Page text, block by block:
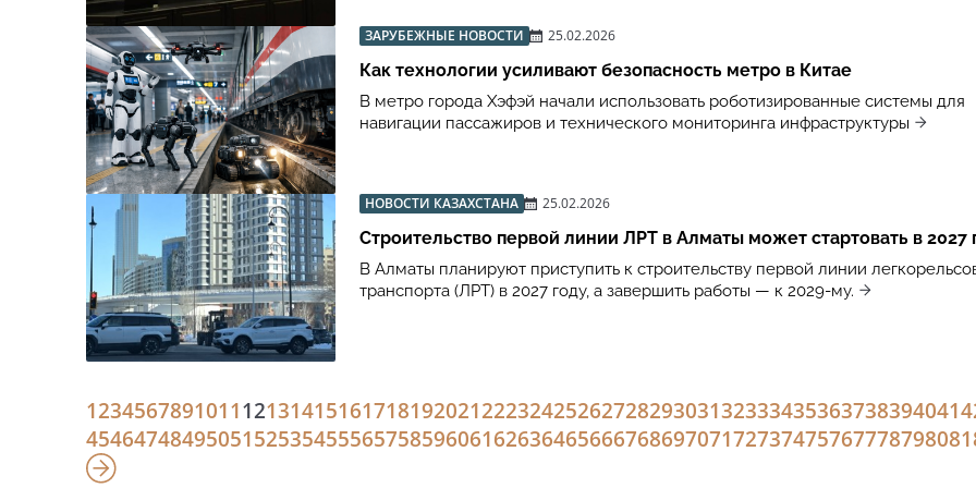
ЗАРУБЕЖНЫЕ НОВОСТИ 25.02.2026
Как технологии усиливают безопасность метро в Китае
В метро города Хэфэй начали использовать роботизированные системы для
навигации пассажиров и технического мониторинга инфраструктуры
НОВОСТИ КАЗАХСТАНА 25.02.2026
Строительство первой линии ЛРТ в Алматы может стартовать в 2027
В Алматы планируют приступить к строительству первой линии
транспорта (ЛРТ) в 2027 году, а завершить работы — к 2029-му.
1234567891011121314151617181920212223242526272829303132333435363738394041
45464748495051525354555657585960616263646566676869707172737475767778798081